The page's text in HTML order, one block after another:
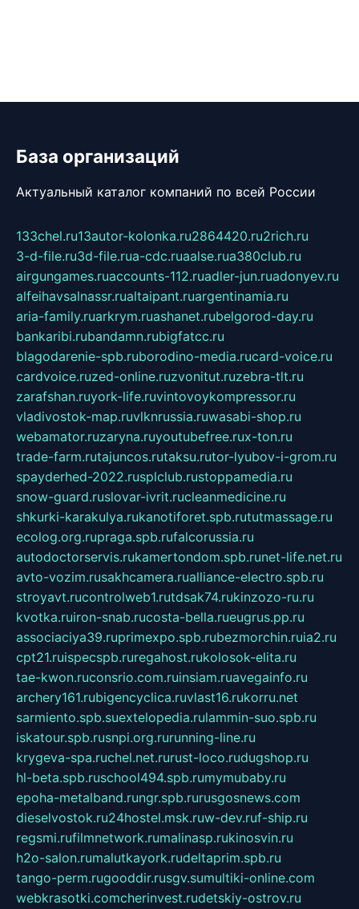
База организаций
Актуальный каталог компаний по всей России
133chel.ru13autor-kolonka.ru2864420.ru2rich.ru
3-d-file.ru3d-file.rua-cdc.ruaalse.rua380club.ru
airgungames.ruaccounts-112.ruadler-jun.ruadonyev.ru
alfeihavsalnassr.rualtaipant.ruargentinamia.ru
aria-family.ruarkrym.ruashanet.rubelgorod-day.ru
bankaribi.rubandamn.rubigfatcc.ru
blagodarenie-spb.ruborodino-media.rucard-voice.ru
cardvoice.ruzed-online.ruzvonitut.ruzebra-tlt.ru
zarafshan.ruyork-life.ruvintovoykompressor.ru
vladivostok-map.ruvlknrussia.ruwasabi-shop.ru
webamator.ruzaryna.ruyoutubefree.rux-ton.ru
trade-farm.rutajuncos.rutaksu.rutor-lyubov-i-grom.ru
spayderhed-2022.rusplclub.rustoppamedia.ru
snow-guard.ruslovar-ivrit.rucleanmedicine.ru
shkurki-karakulya.rukanotiforet.spb.rututmassage.ru
ecolog.org.rupraga.spb.rufalcorussia.ru
autodoctorservis.rukamertondom.spb.runet-life.net.ru
avto-vozim.rusakhcamera.rualliance-electro.spb.ru
stroyavt.rucontrolweb1.rutdsak74.rukinzozo-ru.ru
kvotka.ruiron-snab.rucosta-bella.rueugrus.pp.ru
associaciya39.ruprimexpo.spb.rubezmorchin.ruia2.ru
cpt21.ruispecspb.ruregahost.rukolosok-elita.ru
tae-kwon.ruconsrio.com.ruinsiam.ruavegainfo.ru
archery161.rubigencyclica.ruvlast16.rukorru.net
sarmiento.spb.suextelopedia.rulammin-suo.spb.ru
iskatour.spb.rusnpi.org.rurunning-line.ru
krygeva-spa.ruchel.net.rurust-loco.rudugshop.ru
hl-beta.spb.ruschool494.spb.rumymubaby.ru
epoha-metalband.rungr.spb.rurusgosnews.com
dieselvostok.ru24hostel.msk.ruw-dev.ruf-ship.ru
regsmi.rufilmnetwork.rumalinasp.rukinosvin.ru
h2o-salon.rumalutkayork.rudeltaprim.spb.ru
tango-perm.rugooddir.rusgv.sumultiki-online.com
webkrasotki.comcherinvest.rudetskiy-ostrov.ru